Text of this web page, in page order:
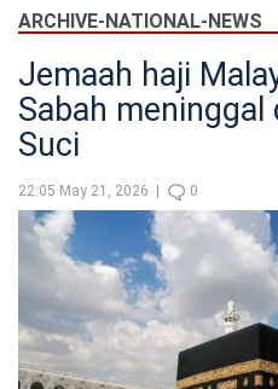
ARCHIVE-NATIONAL-NEWS
Jemaah haji
Sabah meninggal
Suci
22:05 May 21, 2026 | 0